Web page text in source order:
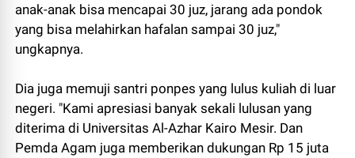
anak-anak bisa mencapai 30 juz, jarang ada pondok
yang bisa melahirkan hafalan sampai 30 juz,"
ungkapnya.
Dia juga memuji santri ponpes yang lulus kuliah di luar
negeri. "Kami apresiasi banyak sekali lulusan yang
diterima di Universitas Al-Azhar Kairo Mesir. Dan
Pemda Agam juga memberikan dukungan Rp 15 juta